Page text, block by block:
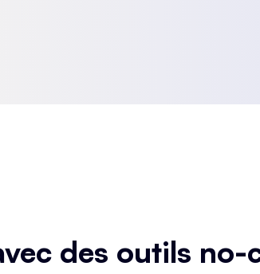
des outils no-